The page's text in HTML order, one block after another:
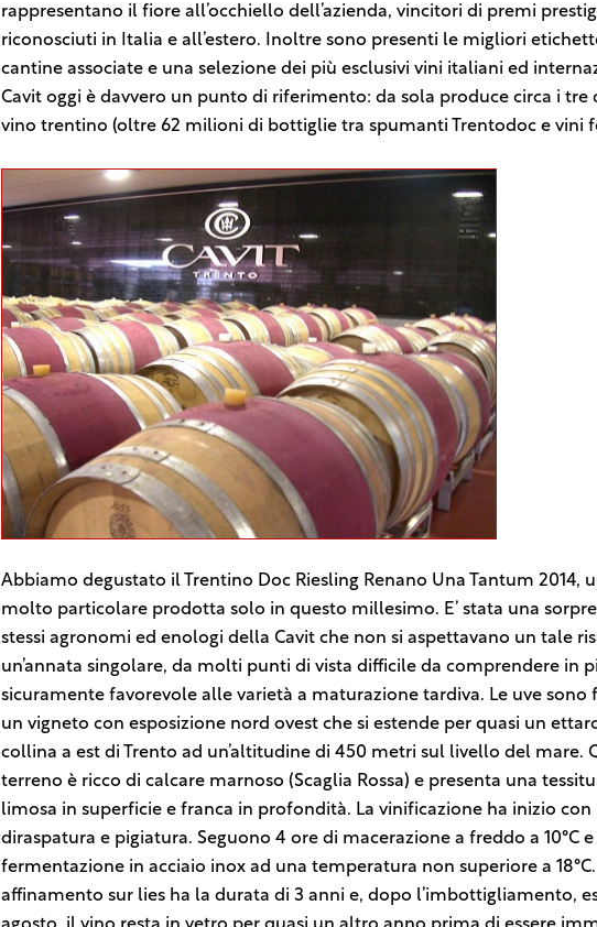
rappresentano il fiore all’occhiello dell’azienda, vincitori di premi
riconosciuti in Italia e all’estero. Inoltre sono presenti le migliori
cantine associate e una selezione dei più esclusivi vini italiani ed
Cavit oggi è davvero un punto di riferimento: da sola produce circa i tre
vino trentino (oltre 62 milioni di bottiglie tra spumanti Trentodoc e vini
Abbiamo degustato il Trentino Doc Riesling Renano Una Tantum 2014,
molto particolare prodotta solo in questo millesimo. E’ stata una
stessi agronomi ed enologi della Cavit che non si aspettavano un tale
un’annata singolare, da molti punti di vista difficile da comprendere in
sicuramente favorevole alle varietà a maturazione tardiva. Le uve sono
un vigneto con esposizione nord ovest che si estende per quasi un
collina a est di Trento ad un’altitudine di 450 metri sul livello del mare.
terreno è ricco di calcare marnoso (Scaglia Rossa) e presenta una
limosa in superficie e franca in profondità. La vinificazione ha inizio con
diraspatura e pigiatura. Seguono 4 ore di macerazione a freddo a 10°C e
fermentazione in acciaio inox ad una temperatura non superiore a
affinamento sur lies ha la durata di 3 anni e, dopo l’imbottigliamento,